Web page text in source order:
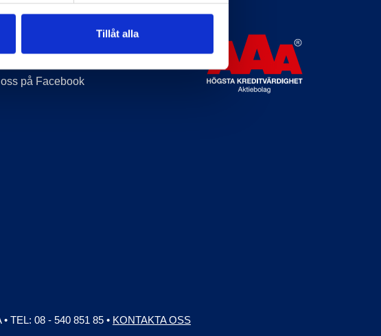
Tillåt alla
på Facebook
• TEL: 08 - 540 851 85 • KONTAKTA OSS